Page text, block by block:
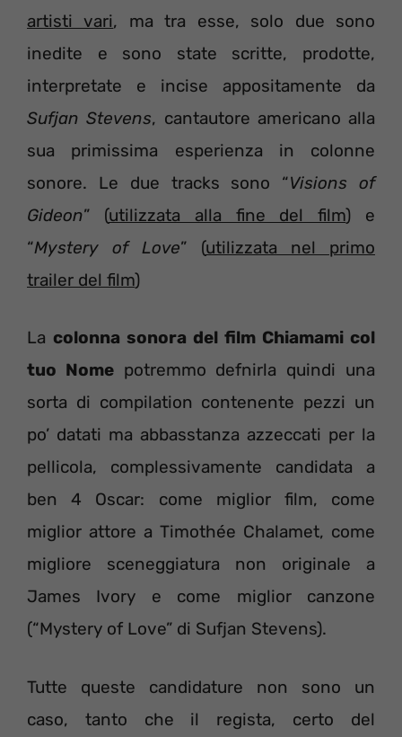
artisti vari, ma tra esse, solo due sono
inedite e sono state scritte, prodotte,
interpretate e incise appositamente da
Sufjan Stevens, cantautore americano alla
sua primissima esperienza in colonne
sonore. Le due tracks sono “Visions of
Gideon” (utilizzata alla fine del film) e
“Mystery of Love” (utilizzata nel primo
trailer del film)
La colonna sonora del film Chiamami col
tuo Nomepotremmo defnirla quindi una
sorta di compilation contenente pezzi un
po’ datati ma abbasstanza azzeccati per la
pellicola, complessivamente candidata a
ben 4 Oscar: come miglior film, come
miglior attore a Timothée Chalamet, come
migliore sceneggiatura non originale a
James Ivory e come miglior canzone
(“Mystery of Love” di Sufjan Stevens).
Tutte queste candidature non sono un
caso, tanto che il regista, certo del